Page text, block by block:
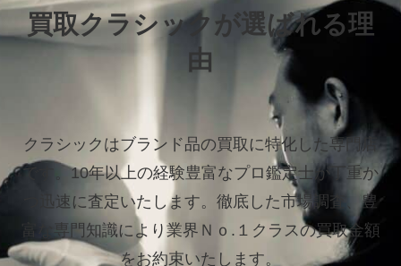
買取クラシックが選ばれる理
由
クラシックはブランド品の買取に特化した専門店
です。10年以上の経験豊富なプロ鑑定士が丁重か
つ迅速に査定いたします。 徹底した市場調査、豊
富な専門知識により業界Ｎｏ.１クラスの買取金額
をお約束いたします。